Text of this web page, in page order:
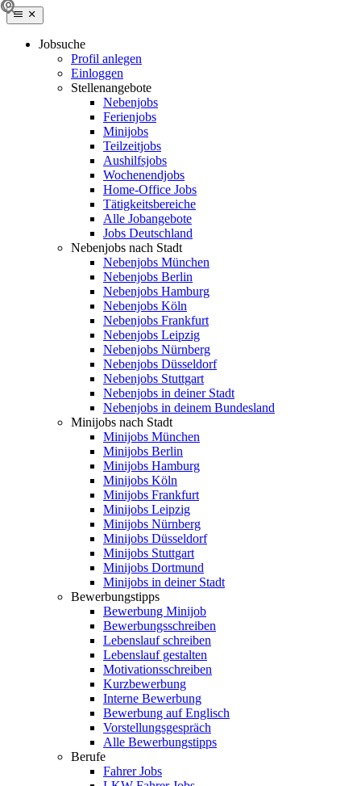
Jobsuche
Profil anlegen
Einloggen
Stellenangebote
Nebenjobs
Ferienjobs
Minijobs
Teilzeitjobs
Aushilfsjobs
Wochenendjobs
Home-Office Jobs
Tätigkeitsbereiche
Alle Jobangebote
Jobs Deutschland
Nebenjobs nach Stadt
Nebenjobs München
Nebenjobs Berlin
Nebenjobs Hamburg
Nebenjobs Köln
Nebenjobs Frankfurt
Nebenjobs Leipzig
Nebenjobs Nürnberg
Nebenjobs Düsseldorf
Nebenjobs Stuttgart
Nebenjobs in deiner Stadt
Nebenjobs in deinem Bundesland
Minijobs nach Stadt
Minijobs München
Minijobs Berlin
Minijobs Hamburg
Minijobs Köln
Minijobs Frankfurt
Minijobs Leipzig
Minijobs Nürnberg
Minijobs Düsseldorf
Minijobs Stuttgart
Minijobs Dortmund
Minijobs in deiner Stadt
Bewerbungstipps
Bewerbung Minijob
Bewerbungsschreiben
Lebenslauf schreiben
Lebenslauf gestalten
Motivationsschreiben
Kurzbewerbung
Interne Bewerbung
Bewerbung auf Englisch
Vorstellungsgespräch
Alle Bewerbungstipps
Berufe
Fahrer Jobs